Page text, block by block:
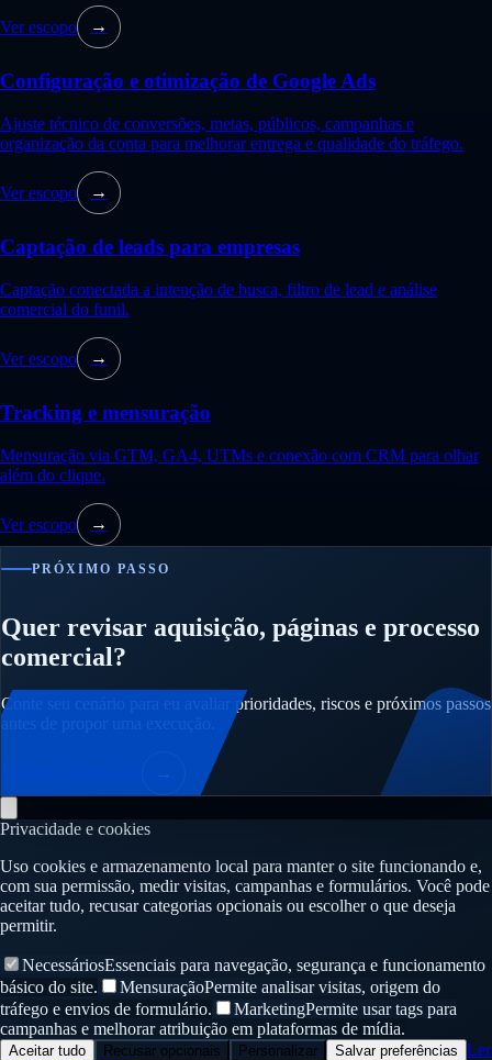
Ver escopo →
Configuração e otimização de Google Ads
Ajuste técnico de conversões, metas, públicos, campanhas e
organização da conta para melhorar entrega e qualidade do tráfego.
Ver escopo →
Captação de leads para empresas
Captação conectada a intenção de busca, filtro de lead e análise
comercial do funil.
Ver escopo →
Tracking e mensuração
Mensuração via GTM, GA4, UTMs e conexão com CRM para olhar
além do clique.
Ver escopo →
PRÓXIMO PASSO
Quer revisar aquisição, páginas e processo
comercial?
Conte seu cenário para eu avaliar prioridades, riscos e próximos passos
Privacidade e cookies
Uso cookies e armazenamento local para manter o site funcionando e,
com sua permissão, medir visitas, campanhas e formulários. Você pode
aceitar tudo, recusar categorias opcionais ou escolher o que deseja
permitir.
NecessáriosEssenciais para navegação, segurança e funcionamento
básico do site.
MensuraçãoPermite analisar visitas, origem do
tráfego e envios de formulário.
MarketingPermite usar tags para
campanhas e melhorar atribuição em plataformas de mídia.
Aceitar tudo Recusar opcionais Personalizar Salvar preferências Ler